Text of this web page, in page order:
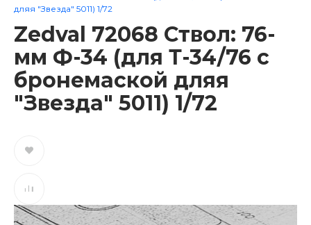
дляя "Звезда" 5011) 1/72
Zedval 72068 Ствол: 76-
мм Ф-34 (для Т-34/76 с
бронемаской дляя
"Звезда" 5011) 1/72